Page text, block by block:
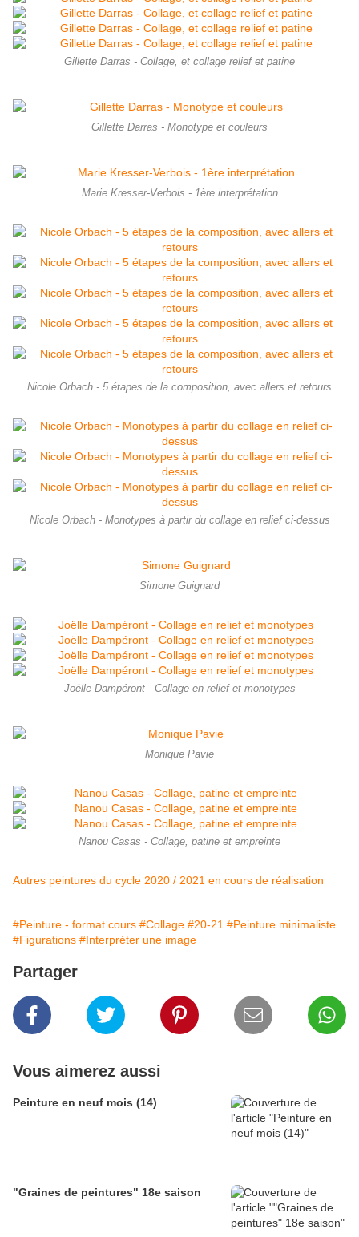
Gillette Darras - Collage, et collage relief et patine
Gillette Darras - Monotype et couleurs
Marie Kresser-Verbois - 1ère interprétation
Nicole Orbach - 5 étapes de la composition, avec allers et retours
Nicole Orbach - Monotypes à partir du collage en relief ci-dessus
Simone Guignard
Joëlle Dampéront - Collage en relief et monotypes
Monique Pavie
Nanou Casas - Collage, patine et empreinte
Autres peintures du cycle 2020 / 2021 en cours de réalisation
#Peinture - format cours #Collage #20-21 #Peinture minimaliste
#Figurations #Interpréter une image
Partager
Vous aimerez aussi
Peinture en neuf mois (14)
"Graines de peintures" 18e saison